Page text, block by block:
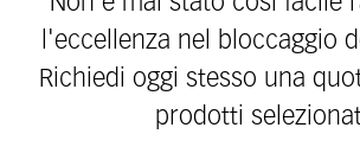
l'eccellenza nel bloccaggio
Richiedi oggi stesso una
prodotti